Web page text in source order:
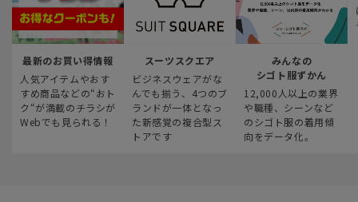
最新のお買い得情報
人気アイテムやおす
すめ商品などの“おト
ク“が満載のチラシが
Webでも見られる！
スーツスクエア
ビジネスウェアがな
んでも揃う、4つのブ
ランドが一体となっ
た新感覚の複合型ス
トアです
みんなの
シゴト服ずかん
12,000人以上の業界
や職種、シーンなど
のシゴト服の着用傾
向をデータ化。